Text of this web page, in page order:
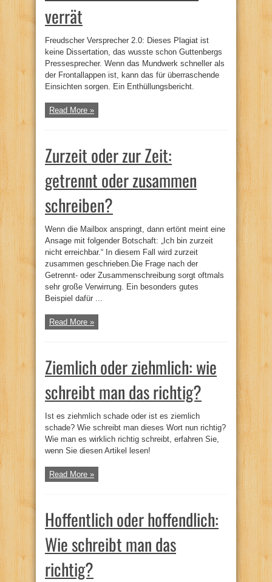
verrät
Freudscher Versprecher 2.0: Dieses Plagiat ist
keine Dissertation, das wusste schon Guttenbergs
Pressesprecher. Wenn das Mundwerk schneller als
der Frontallappen ist, kann das für überraschende
Einsichten sorgen. Ein Enthüllungsbericht.
Read More »
Zurzeit oder zur Zeit:
getrennt oder zusammen
schreiben?
Wenn die Mailbox anspringt, dann ertönt meint eine
Ansage mit folgender Botschaft: „Ich bin zurzeit
nicht erreichbar.“ In diesem Fall wird zurzeit
zusammen geschrieben.Die Frage nach der
Getrennt- oder Zusammenschreibung sorgt oftmals
sehr große Verwirrung. Ein besonders gutes
Beispiel dafür ...
Read More »
Ziemlich oder ziehmlich: wie
schreibt man das richtig?
Ist es ziehmlich schade oder ist es ziemlich
schade? Wie schreibt man dieses Wort nun richtig?
Wie man es wirklich richtig schreibt, erfahren Sie,
wenn Sie diesen Artikel lesen!
Read More »
Hoffentlich oder hoffendlich:
Wie schreibt man das
richtig?